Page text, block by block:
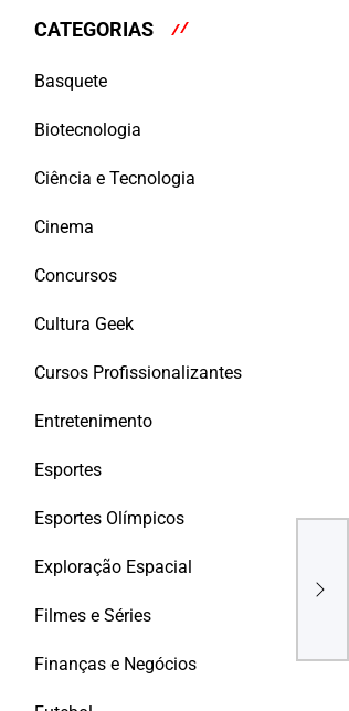
CATEGORIAS
Basquete
Biotecnologia
Ciência e Tecnologia
Cinema
Concursos
Cultura Geek
Cursos Profissionalizantes
Entretenimento
Esportes
Esportes Olímpicos
Exploração Espacial
Filmes e Séries
Finanças e Negócios